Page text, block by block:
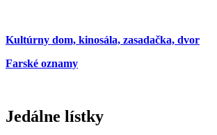
Kultúrny dom, kinosála, zasadačka, dvor
Farské oznamy
Jedálne lístky